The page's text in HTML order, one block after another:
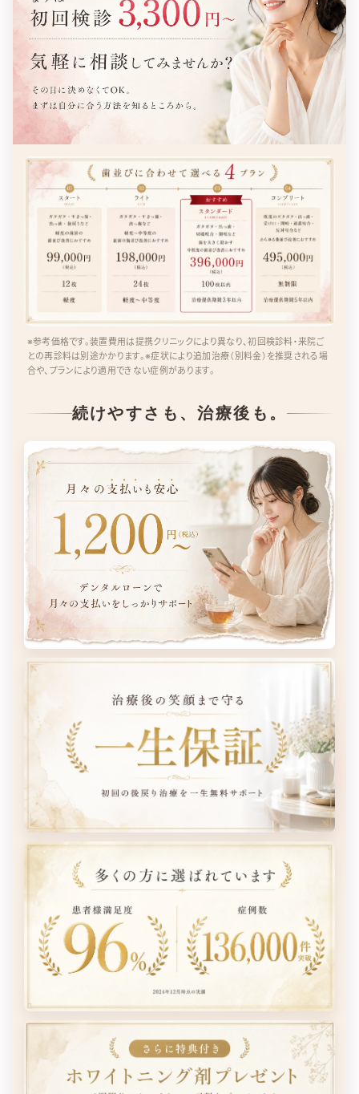
※参考価格です。装置費用は提携クリニックにより異なり、初回検診料・来院ご
との再診料は別途かかります。※症状により追加治療（別料金）を推奨される場
合や、プランにより適用できない症例があります。
続けやすさも、治療後も。